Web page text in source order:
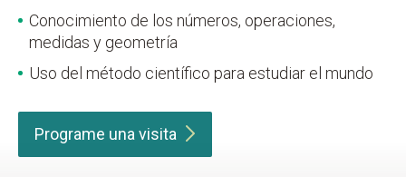
Conocimiento de los números, operaciones,
medidas y geometría
Uso del método científico para estudiar el mundo
Programe una visita